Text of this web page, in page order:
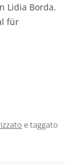
Lidia Borda.
für
e taggato